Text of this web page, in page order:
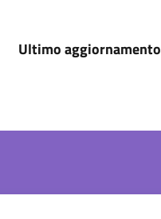
Ultimo aggiornamento